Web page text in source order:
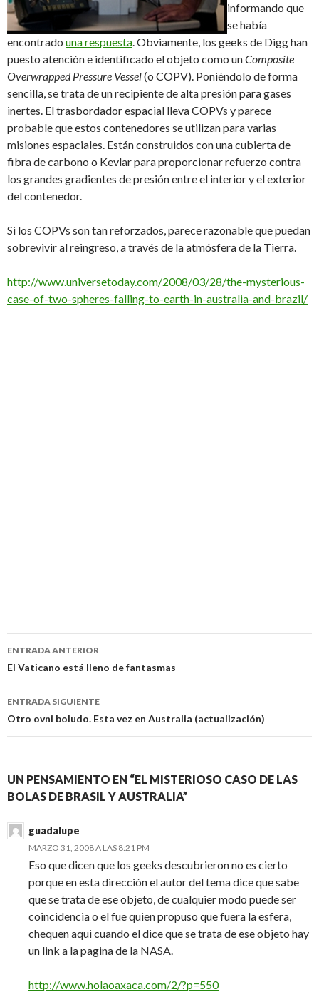
informando que
se había
encontrado una respuesta. Obviamente, los geeks de Digg han
puesto atención e identificado el objeto como unComposite
Overwrapped Pressure Vessel(o COPV). Poniéndolo de forma
sencilla, se trata de un recipiente de alta presión para gases
inertes. El trasbordador espacial lleva COPVs y parece
probable que estos contenedores se utilizan para varias
misiones espaciales. Están construidos con una cubierta de
fibra de carbono o Kevlar para proporcionar refuerzo contra
los grandes gradientes de presión entre el interior y el exterior
del contenedor.
Si los COPVs son tan reforzados, parece razonable que puedan
sobrevivir al reingreso, a través de la atmósfera de la Tierra.
http://www.universetoday.com/2008/03/28/the-mysterious-
case-of-two-spheres-falling-to-earth-in-australia-and-brazil/
Navegación
de
entradas
ENTRADA ANTERIOR
El Vaticano está lleno de fantasmas
ENTRADA SIGUIENTE
Otro ovni boludo. Esta vez en Australia (actualización)
UN PENSAMIENTO EN “EL MISTERIOSO CASO DE LAS
BOLAS DE BRASIL Y AUSTRALIA”
guadalupe
MARZO 31, 2008 A LAS 8:21 PM
Eso que dicen que los geeks descubrieron no es cierto
porque en esta dirección el autor del tema dice que sabe
que se trata de ese objeto, de cualquier modo puede ser
coincidencia o el fue quien propuso que fuera la esfera,
chequen aqui cuando el dice que se trata de ese objeto hay
un link a la pagina de la NASA.
http://www.holaoaxaca.com/2/?p=550